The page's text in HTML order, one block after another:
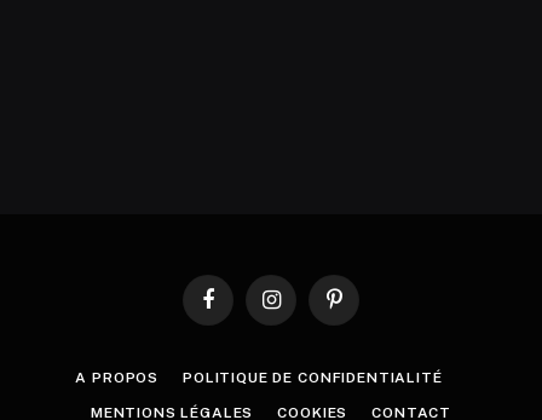
FacebookInstagramPinterest
A PROPOS POLITIQUE DE CONFIDENTIALITÉ
MENTIONS LÉGALES COOKIES CONTACT